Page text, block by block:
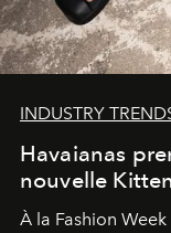
INDUSTRY
Havaianas
nouvelle
À la Fashion